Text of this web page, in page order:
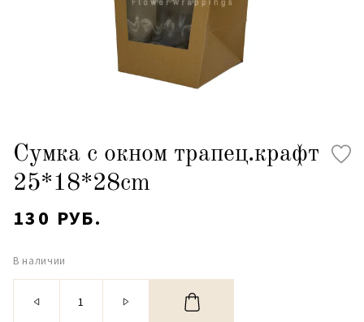
Сумка с окном трапец.крафт
25*18*28cm
130 РУБ.
В наличии